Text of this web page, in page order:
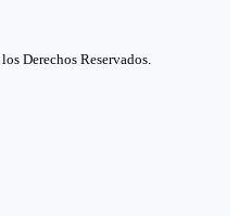
Derechos Reservados.